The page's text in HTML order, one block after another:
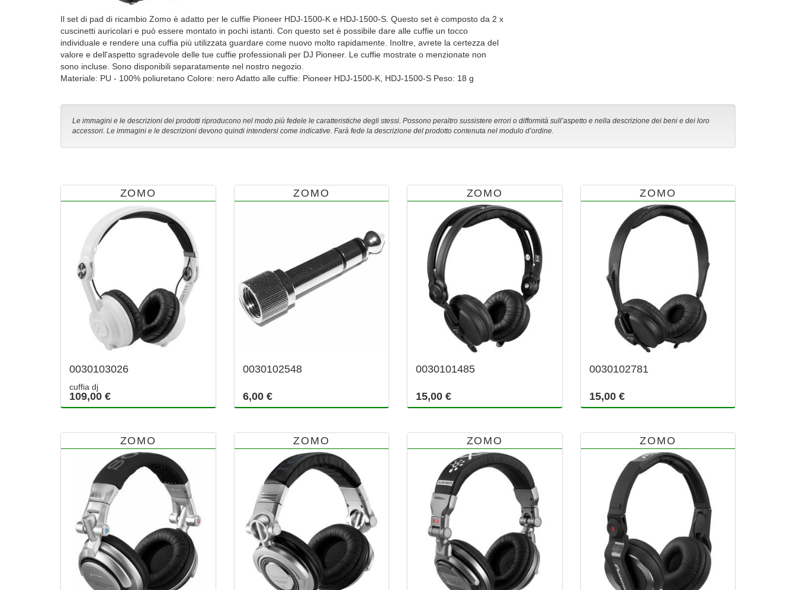
Il set di pad di ricambio Zomo è adatto per le cuffie Pioneer HDJ-1500-K e HDJ-1500-S. Questo set è composto da 2 x
cuscinetti auricolari e può essere montato in pochi istanti. Con questo set è possibile dare alle cuffie un tocco
individuale e rendere una cuffia più utilizzata guardare come nuovo molto rapidamente. Inoltre, avrete la certezza del
valore e dell'aspetto sgradevole delle tue cuffie professionali per DJ Pioneer. Le cuffie mostrate o menzionate non
sono incluse. Sono disponibili separatamente nel nostro negozio.
Materiale: PU - 100% poliuretano Colore: nero Adatto alle cuffie: Pioneer HDJ-1500-K, HDJ-1500-S Peso: 18 g
Le immagini e le descrizioni dei prodotti riproducono nel modo più fedele le caratteristiche degli stessi. Possono peraltro sussistere errori o difformità sull’aspetto e nella descrizione dei beni e dei loro
accessori. Le immagini e le descrizioni devono quindi intendersi come indicative. Farà fede la descrizione del prodotto contenuta nel modulo d’ordine.
ZOMO
0030103026
cuffia dj
109,00 €
ZOMO
0030102548
6,00 €
ZOMO
0030101485
15,00 €
ZOMO
0030102781
15,00 €
ZOMO ZOMO ZOMO ZOMO